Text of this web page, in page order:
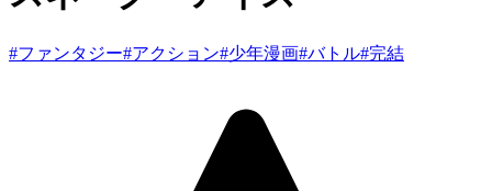
#ファンタジー#アクション#少年漫画#バトル#完結